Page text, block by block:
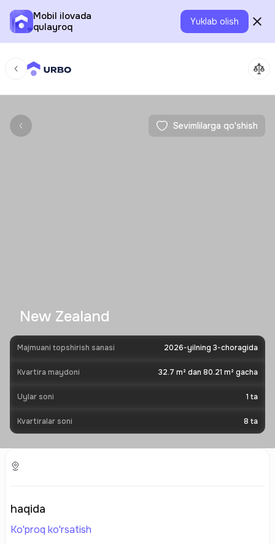
Mobil ilovada
qulayroq
Yuklab olish
Sevimlilarga qo'shish
New Zealand
Majmuani topshirish sanasi 2026-yilning 3-choragida
Kvartira maydoni 32.7 m² dan 80.21 m² gacha
Uylar soni 1 ta
Kvartiralar soni 8 ta
haqida
Ko'proq ko'rsatish